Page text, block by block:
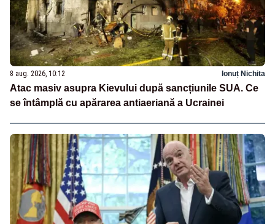
8 aug. 2026, 10:12 Ionuț Nichita
Atac masiv asupra Kievului după sancțiunile SUA. Ce
se întâmplă cu apărarea antiaeriană a Ucrainei